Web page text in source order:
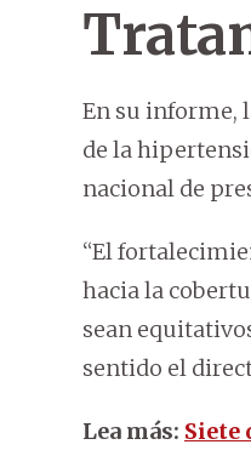
En su informe,
de la
nacional de
“El
hacia la
sean
sentido el
Lea más: Siete